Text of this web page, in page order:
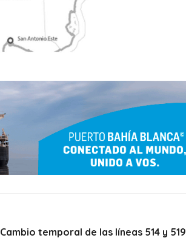
Cambio temporal de las líneas 514 y 519